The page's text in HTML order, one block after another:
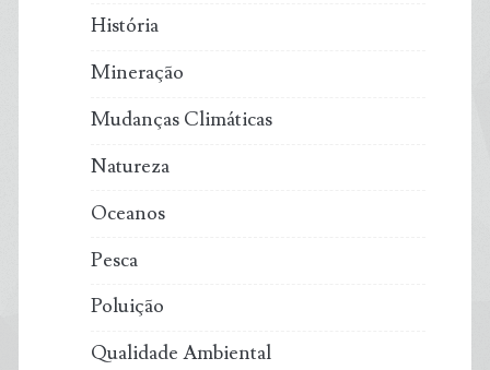
História
Mineração
Mudanças Climáticas
Natureza
Oceanos
Pesca
Poluição
Qualidade Ambiental